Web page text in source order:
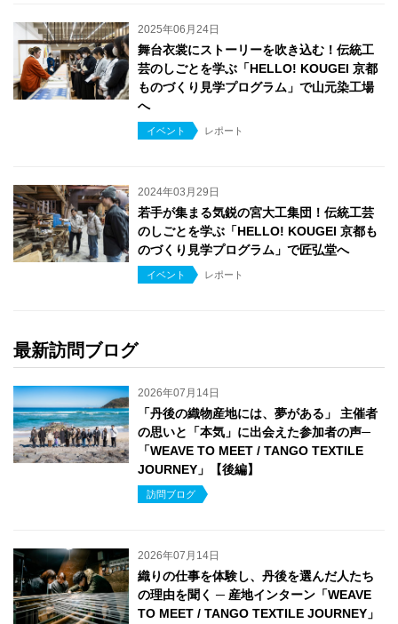
2025年06月24日
舞台衣裳にストーリーを吹き込む！伝統工
芸のしごとを学ぶ「HELLO! KOUGEI 京都
ものづくり見学プログラム」で山元染工場
へ
イベント レポート
2024年03月29日
若手が集まる気鋭の宮大工集団！伝統工芸
のしごとを学ぶ「HELLO! KOUGEI 京都も
のづくり見学プログラム」で匠弘堂へ
イベント レポート
最新訪問ブログ
2026年07月14日
「丹後の織物産地には、夢がある」 主催者
の思いと「本気」に出会えた参加者の声─
「WEAVE TO MEET / TANGO TEXTILE
JOURNEY」【後編】
訪問ブログ
2026年07月14日
織りの仕事を体験し、丹後を選んだ人たち
の理由を聞く ─ 産地インターン「WEAVE
TO MEET / TANGO TEXTILE JOURNEY」